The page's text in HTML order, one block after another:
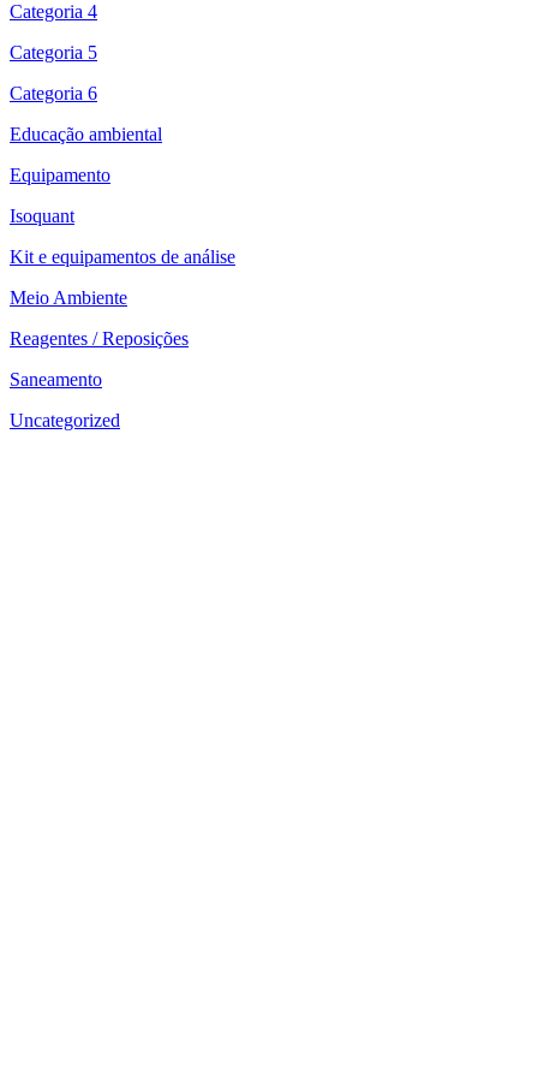
Categoria 4
Categoria 5
Categoria 6
Educação ambiental
Equipamento
Isoquant
Kit e equipamentos de análise
Meio Ambiente
Reagentes / Reposições
Saneamento
Uncategorized